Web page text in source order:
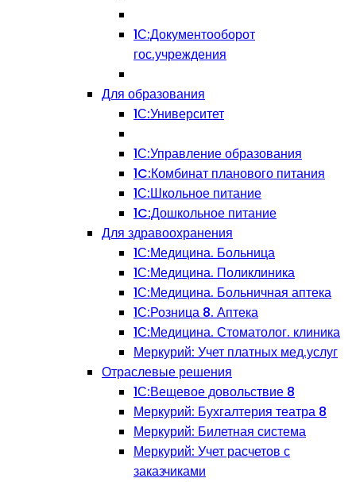
1С:Документооборот
гос.учреждения
Для образования
1С:Университет
1С:Управление образования
1C:Комбинат планового питания
1С:Школьное питание
1C:Дошкольное питание
Для здравоохранения
1С:Медицина. Больница
1С:Медицина. Поликлиника
1С:Медицина. Больничная аптека
1С:Розница 8. Аптека
1С:Медицина. Стоматолог. клиника
Меркурий: Учет платных мед.услуг
Отраслевые решения
1С:Вещевое довольствие 8
Меркурий: Бухгалтерия театра 8
Меркурий: Билетная система
Меркурий: Учет расчетов с
заказчиками